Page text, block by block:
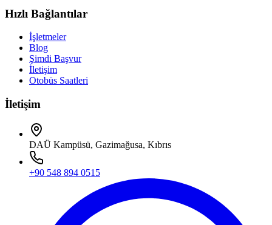
Hızlı Bağlantılar
İşletmeler
Blog
Şimdi Başvur
İletişim
Otobüs Saatleri
İletişim
DAÜ Kampüsü, Gazimağusa, Kıbrıs
+90 548 894 0515